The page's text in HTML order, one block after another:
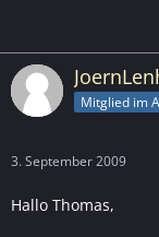
Mitglied im
3. September 2009
Hallo Thomas,